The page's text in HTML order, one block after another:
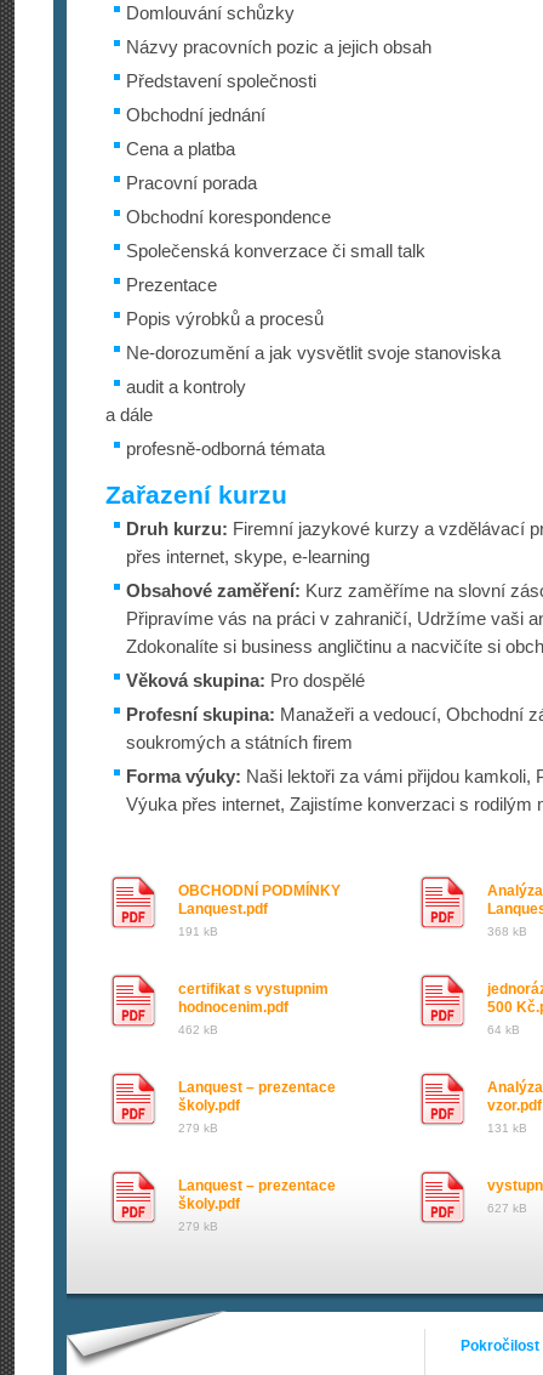
Domlouvání schůzky
Názvy pracovních pozic a jejich obsah
Představení společnosti
Obchodní jednání
Cena a platba
Pracovní porada
Obchodní korespondence
Společenská konverzace či small talk
Prezentace
Popis výrobků a procesů
Ne-dorozumění a jak vysvětlit svoje stanoviska
audit a kontroly
a dále
profesně-odborná témata
Zařazení kurzu
Druh kurzu: Firemní jazykové kurzy a vzdělávací
přes internet, skype, e-learning
Obsahové zaměření: Kurz zaměříme na slovní
Připravíme vás na práci v zahraničí, Udržíme vaši
Zdokonalíte si business angličtinu a nacvičíte si
Věková skupina: Pro dospělé
Profesní skupina: Manažeři a vedoucí, Obchodní
soukromých a státních firem
Forma výuky: Naši lektoři za vámi přijdou kamkoli,
Výuka přes internet, Zajistíme konverzaci s rodilým
OBCHODNÍ PODMÍNKY
Lanquest.pdf
191 kB 368 kB
certifikat s vystupnim
hodnocenim.pdf
462 kB
500
64 kB
Lanquest – prezentace
školy.pdf
279 kB
vzor.pdf
131 kB
Lanquest – prezentace
školy.pdf
279 kB
627 kB
Pokročilost